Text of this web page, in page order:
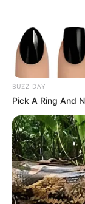
Dr.-Pilet-Spur
Markierung und
der Landkarte
BUZZ DAY
Pick A Ring And